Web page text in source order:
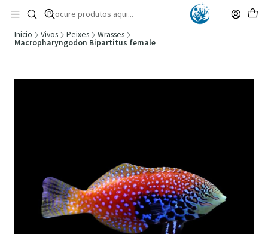
🚚 Portugal Continental: Portes Grátis desde 149,90€ (Envio extresso: 14,90€)
Ler mais
Início Vivos Peixes
Wrasses
Macropharyngodon Bipartitus female